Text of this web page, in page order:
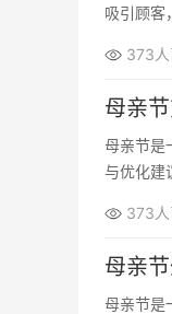
吸引顾客
373
母亲
母亲节是
与优化建
373
母亲
母亲节是